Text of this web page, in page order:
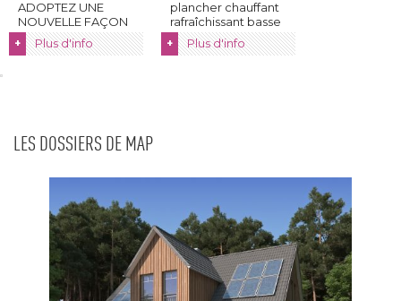
ADOPTEZ UNE
NOUVELLE FAÇON
DE SE CHAUFFER !
...
+ Plus d'info
plancher chauffant
rafraîchissant basse
...
+ Plus d'info
LES DOSSIERS DE MAP